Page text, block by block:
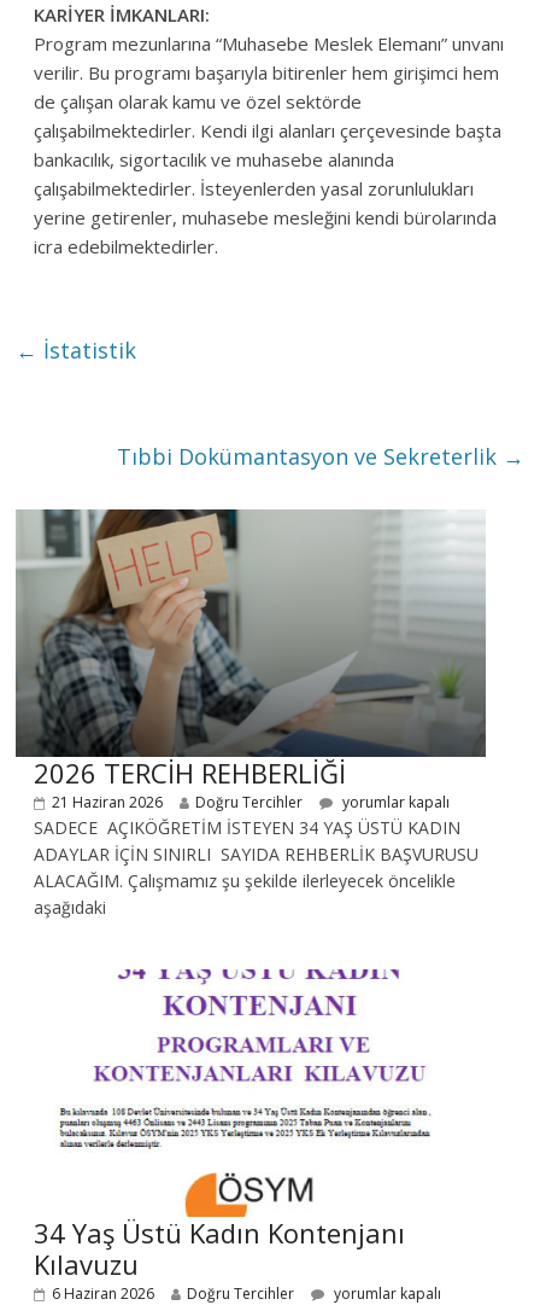
KARİYER İMKANLARI:
Program mezunlarına “Muhasebe Meslek Elemanı” unvanı
verilir. Bu programı başarıyla bitirenler hem girişimci hem
de çalışan olarak kamu ve özel sektörde
çalışabilmektedirler. Kendi ilgi alanları çerçevesinde başta
bankacılık, sigortacılık ve muhasebe alanında
çalışabilmektedirler. İsteyenlerden yasal zorunlulukları
yerine getirenler, muhasebe mesleğini kendi bürolarında
icra edebilmektedirler.
← İstatistik
Tıbbi Dokümantasyon ve Sekreterlik →
2026 TERCİH REHBERLİĞİ
21 Haziran 2026 Doğru Tercihler yorumlar kapalı
SADECE AÇIKÖĞRETİM İSTEYEN 34 YAŞ ÜSTÜ KADIN
ADAYLAR İÇİN SINIRLI SAYIDA REHBERLİK BAŞVURUSU
ALACAĞIM. Çalışmamız şu şekilde ilerleyecek öncelikle
aşağıdaki
34 Yaş Üstü Kadın Kontenjanı
Kılavuzu
6 Haziran 2026 Doğru Tercihler yorumlar kapalı